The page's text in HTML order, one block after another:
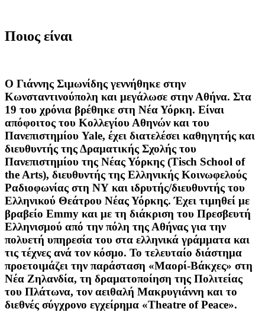
Ποιος είναι
Ο Γιάννης Σιμωνίδης γεννήθηκε στην
Κωνσταντινούπολη και μεγάλωσε στην Αθήνα. Στα
19 του χρόνια βρέθηκε στη Νέα Υόρκη. Είναι
απόφοιτος του Κολλεγίου Αθηνών και του
Πανεπιστημίου Yale, έχει διατελέσει καθηγητής και
διευθυντής της Δραματικής Σχολής του
Πανεπιστημίου της Νέας Υόρκης (Tisch School of
the Arts), διευθυντής της Ελληνικής Κοινωφελούς
Ραδιοφωνίας στη ΝΥ και ιδρυτής/διευθυντής του
Ελληνικού Θεάτρου Νέας Υόρκης. Έχει τιμηθεί με
βραβείο Emmy και με τη διάκριση του Πρεσβευτή
Ελληνισμού από την πόλη της Αθήνας για την
πολυετή υπηρεσία του στα ελληνικά γράμματα και
τις τέχνες ανά τον κόσμο. Το τελευταίο διάστημα
προετοιμάζει την παράσταση «Μαορί-Βάκχες» στη
Νέα Ζηλανδία, τη δραματοποίηση της Πολιτείας
του Πλάτωνα, τον αειθαλή Μακρυγιάννη και το
διεθνές σύγχρονο εγχείρημα «Theatre of Peace».